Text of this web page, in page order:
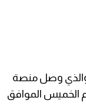
والذي وصل منصة
الخميس الموافق